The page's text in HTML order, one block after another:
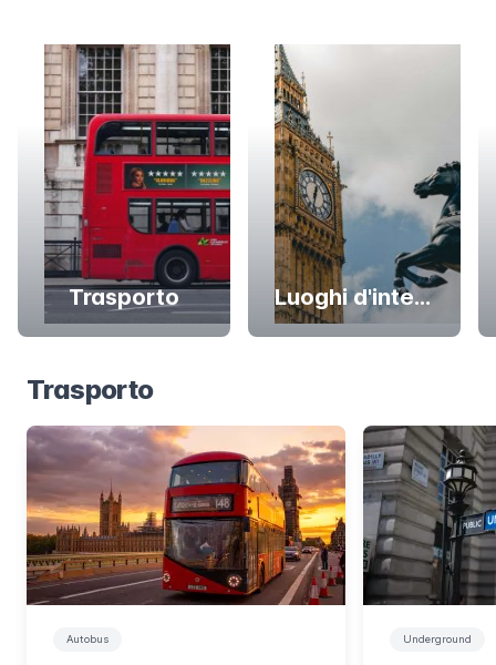
Trasporto Luoghi d'interesse
Trasporto
Autobus Underground